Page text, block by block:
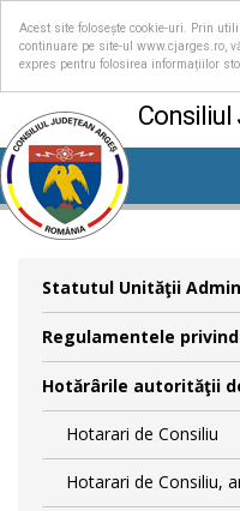
Acest site folosește cookie-uri. Prin
continuare pe site-ul www.cjarges.ro,
expres pentru folosirea informațiilor
Consiliul
Statutul Unităţii
Regulamentele
Hotărârile autorităţii
Hotarari de Consiliu
Hotarari de Consiliu,